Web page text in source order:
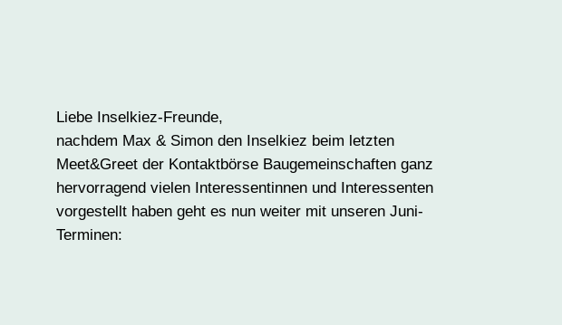
Liebe Inselkiez-Freunde,
nachdem Max & Simon den Inselkiez beim letzten
Meet&Greet der Kontaktbörse Baugemeinschaften ganz
hervorragend vielen Interessentinnen und Interessenten
vorgestellt haben geht es nun weiter mit unseren Juni-
Terminen: